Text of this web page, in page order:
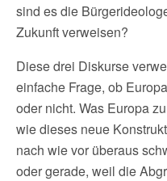
sind es die
Zukunft verweisen?
Diese drei Diskurse
einfache Frage, ob
oder nicht. Was Europa
wie dieses neue
nach wie vor überaus
oder gerade, weil die